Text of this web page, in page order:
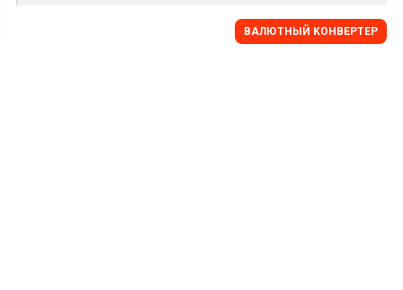
BАЛЮТНЫЙ KОНВЕРТЕР